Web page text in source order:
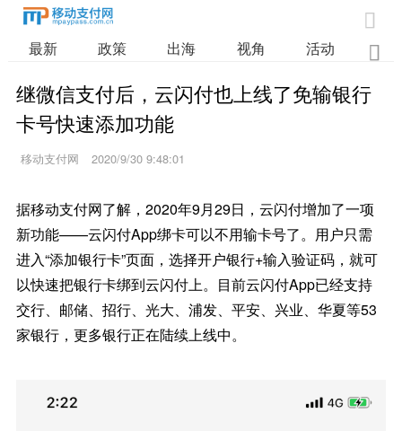

最新 政策 出海 视角 活动 业

继微信支付后，云闪付也上线了免输银行
卡号快速添加功能
移动支付网 2020/9/30 9:48:01
据移动支付网了解，2020年9月29日，云闪付增加了一项
新功能——云闪付App绑卡可以不用输卡号了。用户只需
进入“添加银行卡”页面，选择开户银行+输入验证码，就可
以快速把银行卡绑到云闪付上。目前云闪付App已经支持
交行、邮储、招行、光大、浦发、平安、兴业、华夏等53
家银行，更多银行正在陆续上线中。